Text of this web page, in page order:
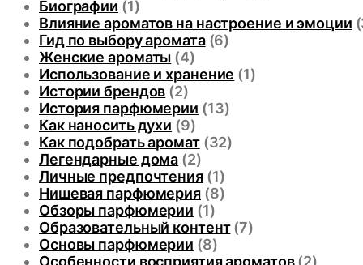
Биографии (1)
Влияние ароматов на настроение и эмоции
Гид по выбору аромата(6)
Женские ароматы (4)
Использование и хранение (1)
Истории брендов (2)
История парфюмерии (13)
Как наносить духи (9)
Как подобрать аромат(32)
Легендарные дома (2)
Личные предпочтения(1)
Нишевая парфюмерия(8)
Обзоры парфюмерии (1)
Образовательный контент(7)
Основы парфюмерии (8)
Особенности восприятия ароматов(2)